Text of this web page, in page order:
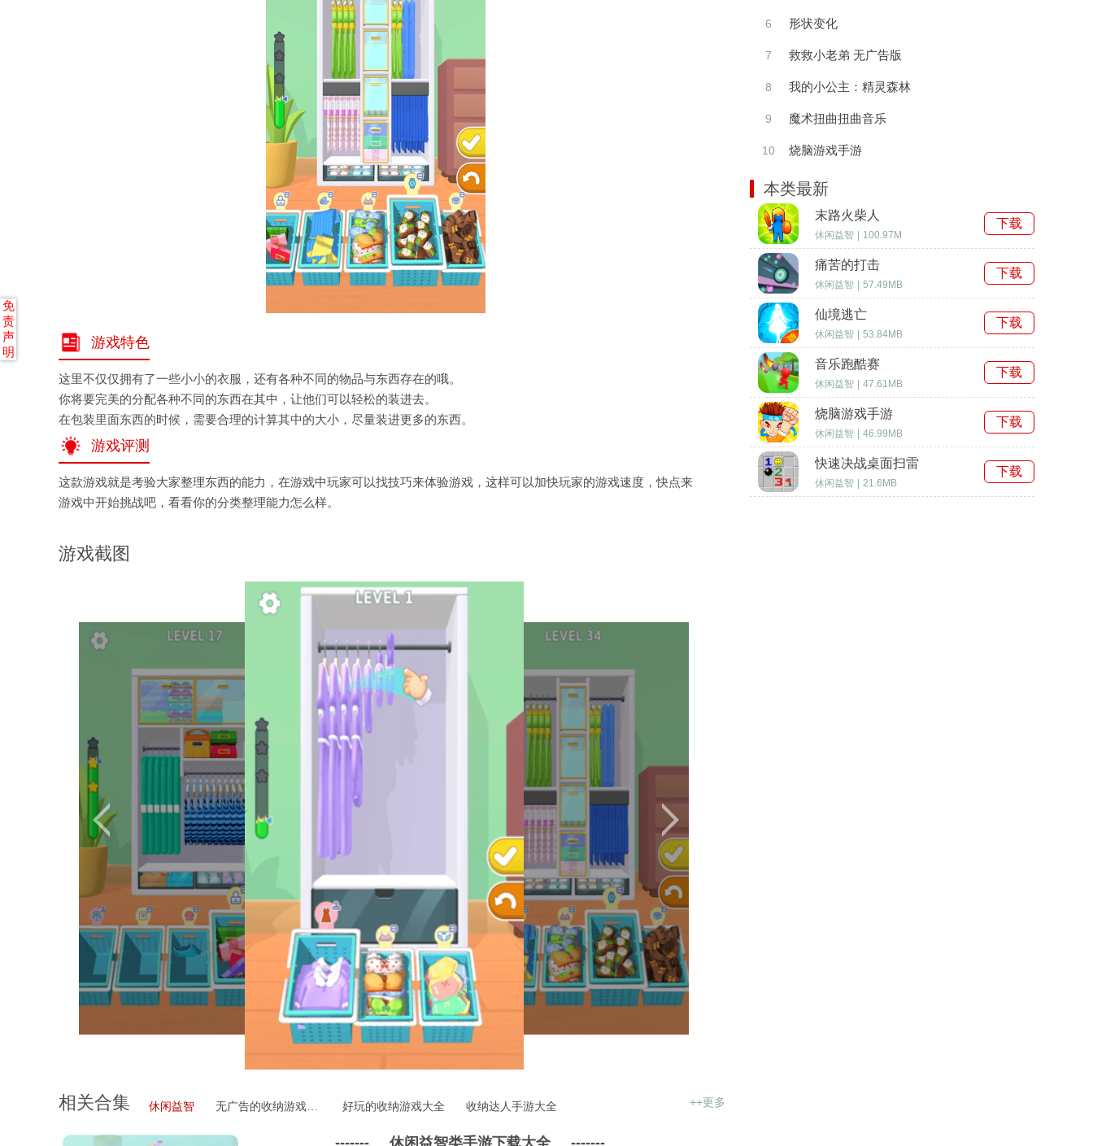
游戏特色
这里不仅仅拥有了一些小小的衣服，还有各种不同的物品与东西存在的哦。
你将要完美的分配各种不同的东西在其中，让他们可以轻松的装进去。
在包装里面东西的时候，需要合理的计算其中的大小，尽量装进更多的东西。
游戏评测
这款游戏就是考验大家整理东西的能力，在游戏中玩家可以找技巧来体验游戏，这样可以加快玩家的游戏速度，快点来
游戏中开始挑战吧，看看你的分类整理能力怎么样。
游戏截图
相关合集 休闲益智 好玩的收纳游戏大全 收纳达人手游大全 ++更多
------- 休闲益智类手游下载大全 -------
6 形状变化
7 救救小老弟 无广告版
8 我的小公主：精灵森林
9 魔术扭曲扭曲音乐
10 烧脑游戏手游
本类最新
末路火柴人
休闲益智 100.97M
下载
痛苦的打击
休闲益智 57.49MB
下载
仙境逃亡
休闲益智 53.84MB
下载
音乐跑酷赛
休闲益智 47.61MB
下载
烧脑游戏手游
休闲益智 46.99MB
下载
快速决战桌面扫雷
休闲益智 21.6MB
下载
免
责
声
明